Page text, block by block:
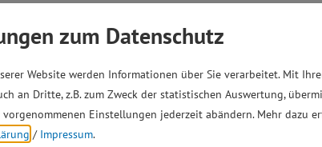
zum Datenschutz
Website werden Informationen über Sie verarbeitet. Mit
an Dritte, z.B. zum Zweck der statistischen Auswertung,
Einstellungen jederzeit abändern. Mehr dazu
/ Impressum.